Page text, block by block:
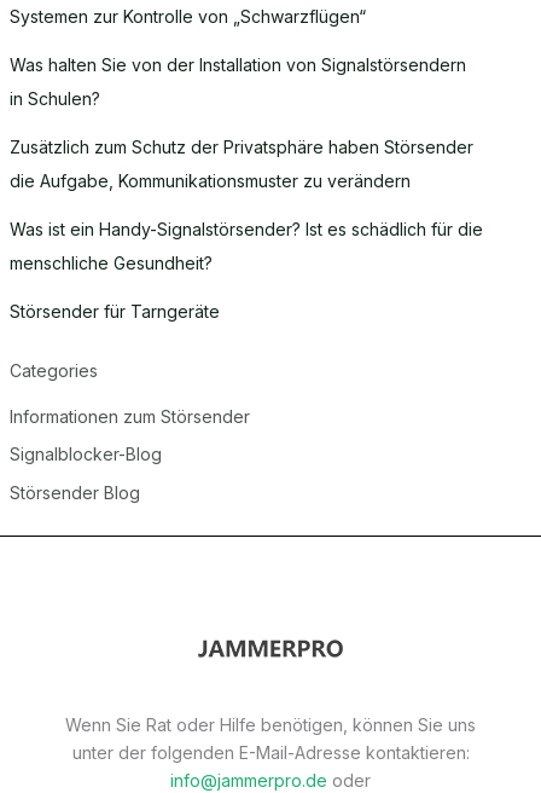
Systemen zur Kontrolle von „Schwarzflügen“
Was halten Sie von der Installation von Signalstörsendern
in Schulen?
Zusätzlich zum Schutz der Privatsphäre haben Störsender
die Aufgabe, Kommunikationsmuster zu verändern
Was ist ein Handy-Signalstörsender? Ist es schädlich für die
menschliche Gesundheit?
Störsender für Tarngeräte
Categories
Informationen zum Störsender
Signalblocker-Blog
Störsender Blog
Wenn Sie Rat oder Hilfe benötigen, können Sie uns
unter der folgenden E-Mail-Adresse kontaktieren:
info@jammerpro.de oder